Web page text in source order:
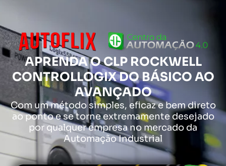
APRENDA O CLP ROCKWELL
CONTROLLOGIX DO BÁSICO AO
AVANÇADO
Com um método simples, eficaz e bem direto
ao ponto e se torne extremamente desejado
por qualquer empresa no mercado da
Automação Industrial